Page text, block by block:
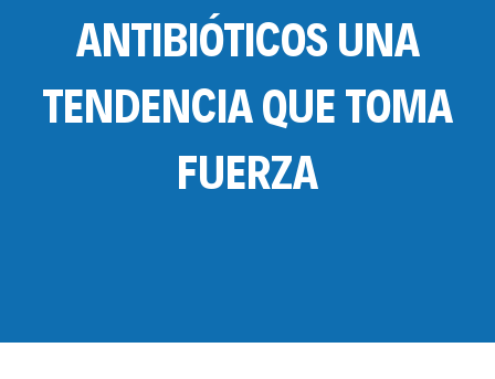
ANTIBIÓTICOS UNA
TENDENCIA QUE TOMA
FUERZA